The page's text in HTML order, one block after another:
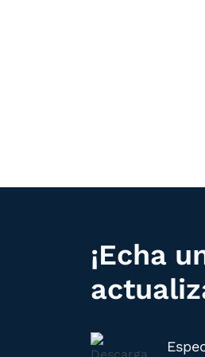
¡Echa